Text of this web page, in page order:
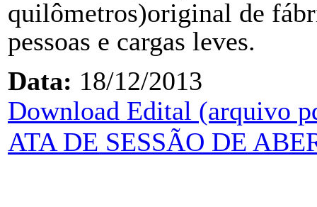
quilômetros)original de
pessoas e cargas leves.
Data: 18/12/2013
Download Edital (arquivo
ATA DE SESSÃO DE